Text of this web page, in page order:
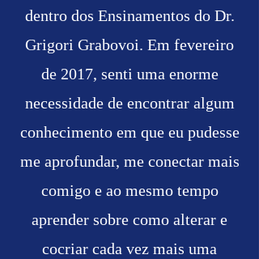
dentro dos Ensinamentos do Dr.
Grigori Grabovoi. Em fevereiro
de 2017, senti uma enorme
necessidade de encontrar algum
conhecimento em que eu pudesse
me aprofundar, me conectar mais
comigo e ao mesmo tempo
aprender sobre como alterar e
cocriar cada vez mais uma